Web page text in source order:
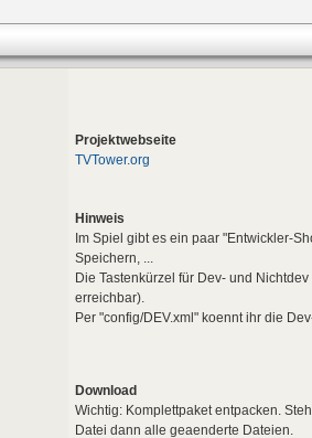
Projektwebseite
TVTower.org
Hinweis
Im Spiel gibt es ein paar "Entwickler-
Speichern, ...
Die Tastenkürzel für Dev- und
erreichbar).
Per "config/DEV.xml" koennt ihr die
Download
Wichtig: Komplettpaket entpacken.
Datei dann alle geaenderte Dateien.